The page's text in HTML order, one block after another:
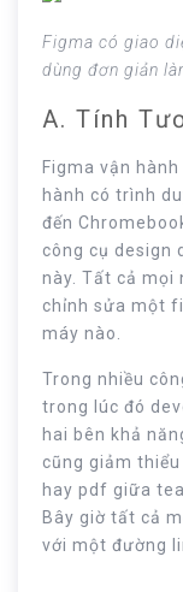
Figma có giao
dùng đơn giản
A. Tính
Figma vận
hành có trình
đến
công cụ design
này. Tất cả mọi
chỉnh sửa một
máy nào.
Trong nhiều
trong lúc đó
hai bên khả
cũng giảm
hay pdf giữa
Bây giờ tất cả
với một đường